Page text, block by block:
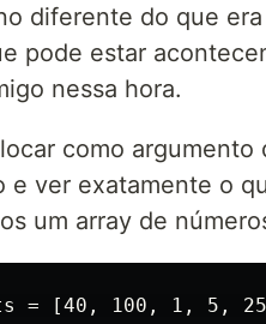
diferente do que
pode estar
nessa hora.
como
e ver exatamente o
um array de